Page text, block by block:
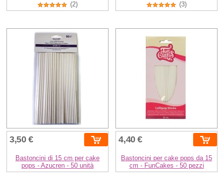
(2)
(3)
3,50 €
Bastoncini di 15 cm per cake
pops - Azucren - 50 unità
4,40 €
Bastoncini per cake pops da 15
cm - FunCakes - 50 pezzi